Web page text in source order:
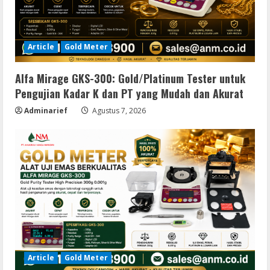
Article Gold Meter
Alfa Mirage GKS-300: Gold/Platinum Tester untuk
Pengujian Kadar K dan PT yang Mudah dan Akurat
Adminarief Agustus 7, 2026
Article Gold Meter